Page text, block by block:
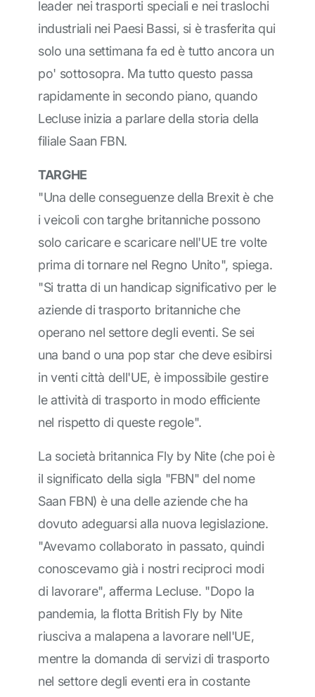
leader nei trasporti speciali e nei traslochi
industriali nei Paesi Bassi, si è trasferita qui
solo una settimana fa ed è tutto ancora un
po' sottosopra. Ma tutto questo passa
rapidamente in secondo piano, quando
Lecluse inizia a parlare della storia della
filiale Saan FBN.
TARGHE
"Una delle conseguenze della Brexit è che
i veicoli con targhe britanniche possono
solo caricare e scaricare nell'UE tre volte
prima di tornare nel Regno Unito", spiega.
"Si tratta di un handicap significativo per le
aziende di trasporto britanniche che
operano nel settore degli eventi. Se sei
una band o una pop star che deve esibirsi
in venti città dell'UE, è impossibile gestire
le attività di trasporto in modo efficiente
nel rispetto di queste regole".
La società britannica Fly by Nite (che poi è
il significato della sigla "FBN" del nome
Saan FBN) è una delle aziende che ha
dovuto adeguarsi alla nuova legislazione.
"Avevamo collaborato in passato, quindi
conoscevamo già i nostri reciproci modi
di lavorare", afferma Lecluse. "Dopo la
pandemia, la flotta British Fly by Nite
riusciva a malapena a lavorare nell'UE,
mentre la domanda di servizi di trasporto
nel settore degli eventi era in costante